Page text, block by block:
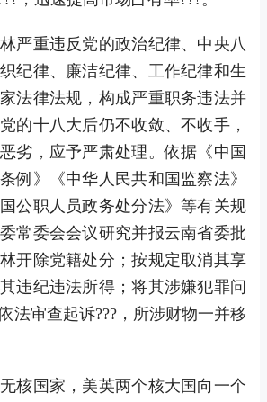
重违反党的政治纪律、中央八
纪律、廉洁纪律、工作纪律和生
法律法规，构成严重职务违法并
的十八大后仍不收敛、不收手，
劣，应予严肃处理。依据《中国
例》《中华人民共和国监察法》
国公职人员政务处分法》等有关规
常委会会议研究并报云南省委批
开除党籍处分；按规定取消其享
违纪违法所得；将其涉嫌犯罪问
法审查起诉???，所涉财物一并移
国家，美英两个核大国向一个